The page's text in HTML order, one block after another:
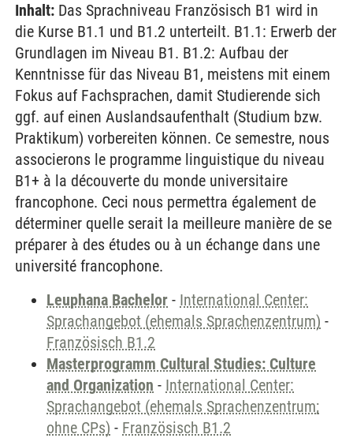
Inhalt: Das Sprachniveau Französisch B1 wird in
die Kurse B1.1 und B1.2 unterteilt. B1.1: Erwerb der
Grundlagen im Niveau B1. B1.2: Aufbau der
Kenntnisse für das Niveau B1, meistens mit einem
Fokus auf Fachsprachen, damit Studierende sich
ggf. auf einen Auslandsaufenthalt (Studium bzw.
Praktikum) vorbereiten können. Ce semestre, nous
associerons le programme linguistique du niveau
B1+ à la découverte du monde universitaire
francophone. Ceci nous permettra également de
déterminer quelle serait la meilleure manière de se
préparer à des études ou à un échange dans une
université francophone.
Leuphana Bachelor - International Center:
Sprachangebot (ehemals Sprachenzentrum) -
Französisch B1.2
Masterprogramm Cultural Studies: Culture
and Organization - International Center:
Sprachangebot (ehemals Sprachenzentrum;
ohne CPs) - Französisch B1.2